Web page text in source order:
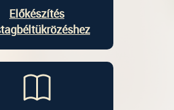
Előkészítés